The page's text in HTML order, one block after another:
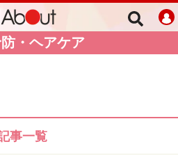
・ヘアケア
事一覧